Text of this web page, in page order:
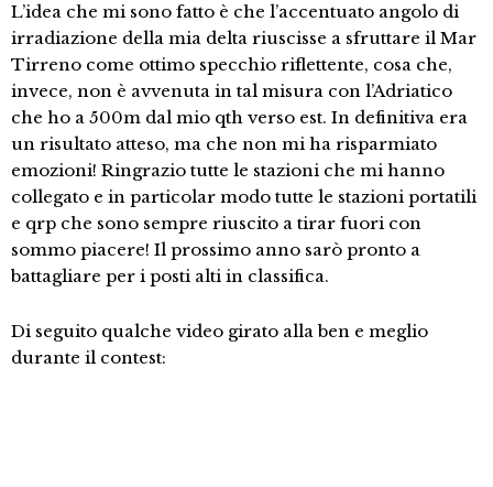
L’idea che mi sono fatto è che l’accentuato angolo di
irradiazione della mia delta riuscisse a sfruttare il Mar
Tirreno come ottimo specchio riflettente, cosa che,
invece, non è avvenuta in tal misura con l’Adriatico
che ho a 500m dal mio qth verso est. In definitiva era
un risultato atteso, ma che non mi ha risparmiato
emozioni! Ringrazio tutte le stazioni che mi hanno
collegato e in particolar modo tutte le stazioni portatili
e qrp che sono sempre riuscito a tirar fuori con
sommo piacere! Il prossimo anno sarò pronto a
battagliare per i posti alti in classifica.
Di seguito qualche video girato alla ben e meglio
durante il contest: